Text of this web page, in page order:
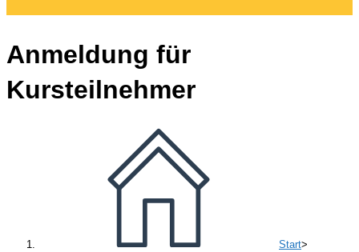
Anmeldung für
Kursteilnehmer
Start>